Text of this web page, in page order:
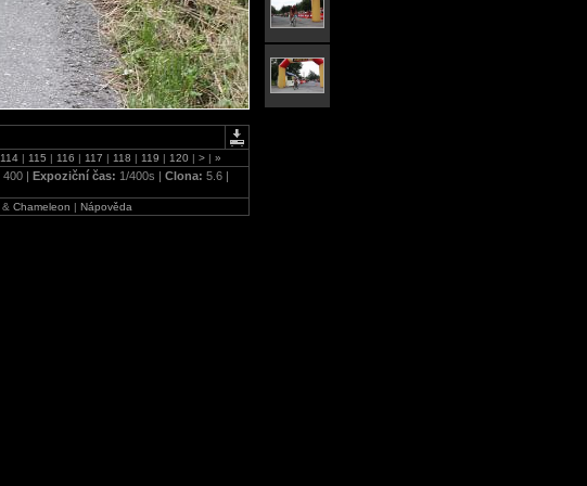
114 | 115 | 116 | 117 | 118 | 119 | 120 | > | »
400 | Expoziční čas: 1/400s | Clona: 5.6 |
& Chameleon | Nápověda